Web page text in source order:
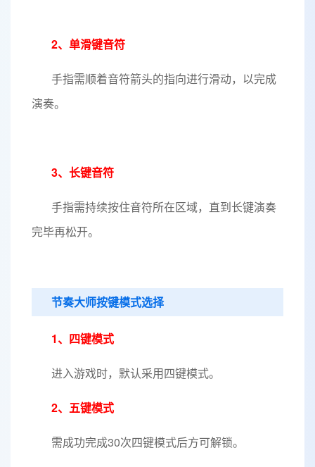
2、单滑键音符
手指需顺着音符箭头的指向进行滑动，以完成
演奏。
3、长键音符
手指需持续按住音符所在区域，直到长键演奏
完毕再松开。
节奏大师按键模式选择
1、四键模式
进入游戏时，默认采用四键模式。
2、五键模式
需成功完成30次四键模式后方可解锁。